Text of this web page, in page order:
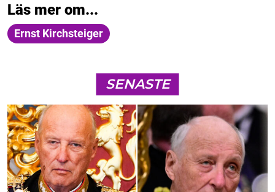
Läs mer om...
Ernst Kirchsteiger
SENASTE